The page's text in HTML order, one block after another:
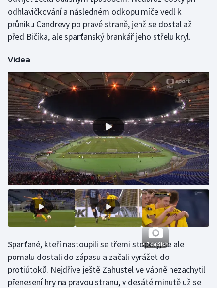
Ragby
Rychlobruslení
Rychlostní kanoistika
Short track
Sportovní střelba
Stolní tenis
Triatlon
Veslování
Vodní slalom
Volejbal
Ostatní
odhlavičkování a následném odkopu míče vedl k
průniku Candrevy po pravé straně, jenž se dostal až
před Bičíka, ale sparťanský brankář jeho střelu kryl.
Videa
+ 7 dalších
Sparťané, kteří nastoupili se třemi stopery, se ale
pomalu dostali do zápasu a začali vyrážet do
protiútoků. Nejdříve ještě Zahustel ve vápně nezachytil
přenesení hry na pravou stranu, v desáté minutě už se